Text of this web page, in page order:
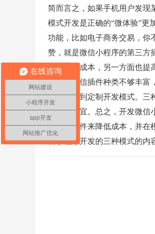
简而言之，如果手机用户发现
模式开发是正确的“微体验”更
功能，比如电子商务交易，你
赞，就是微信小程序的第三方
序开发的成本，另一方面也提
但目前微信插件种类不够丰富
您需要回到定制开发模式。三
开发最便宜。总之，开发微信
中使用插件来降低成本，并在
信小程序开发的三种模式的内
在线咨询
网站建设
小程序开发
app开发
网站推广优化